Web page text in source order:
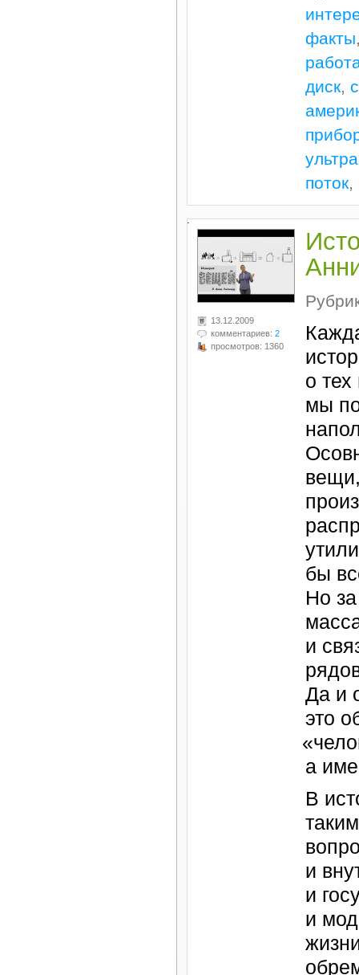
факты
диск,
поток,
.
13.12.2009
комментариев: 2
просмотров: 1360
о
мы
бы
Но
и
Да и
это
«
а
В
и
и
и